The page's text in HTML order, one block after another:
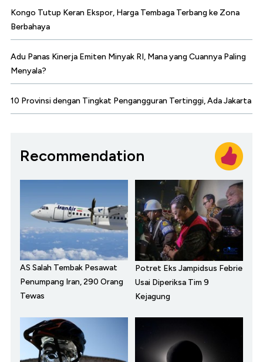
Kongo Tutup Keran Ekspor, Harga Tembaga Terbang ke Zona
Berbahaya
Adu Panas Kinerja Emiten Minyak RI, Mana yang Cuannya Paling
Menyala?
10 Provinsi dengan Tingkat Pengangguran Tertinggi, Ada Jakarta
Recommendation
AS Salah Tembak Pesawat
Penumpang Iran, 290 Orang
Tewas
Potret Eks Jampidsus Febrie
Usai Diperiksa Tim 9
Kejagung